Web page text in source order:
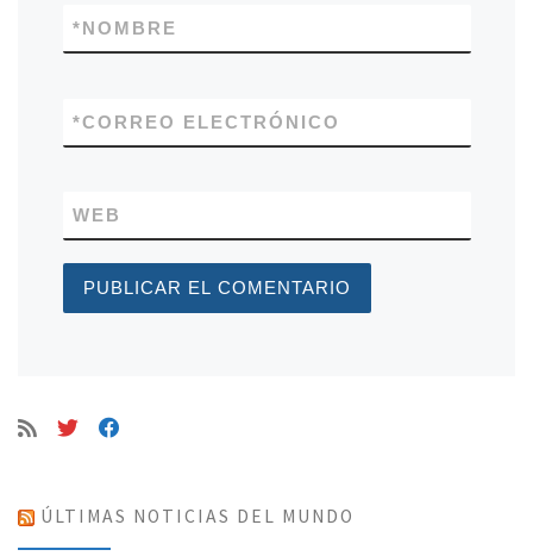
NOMBRE
*
CORREO ELECTRÓNICO
*
WEB
ÚLTIMAS NOTICIAS DEL MUNDO